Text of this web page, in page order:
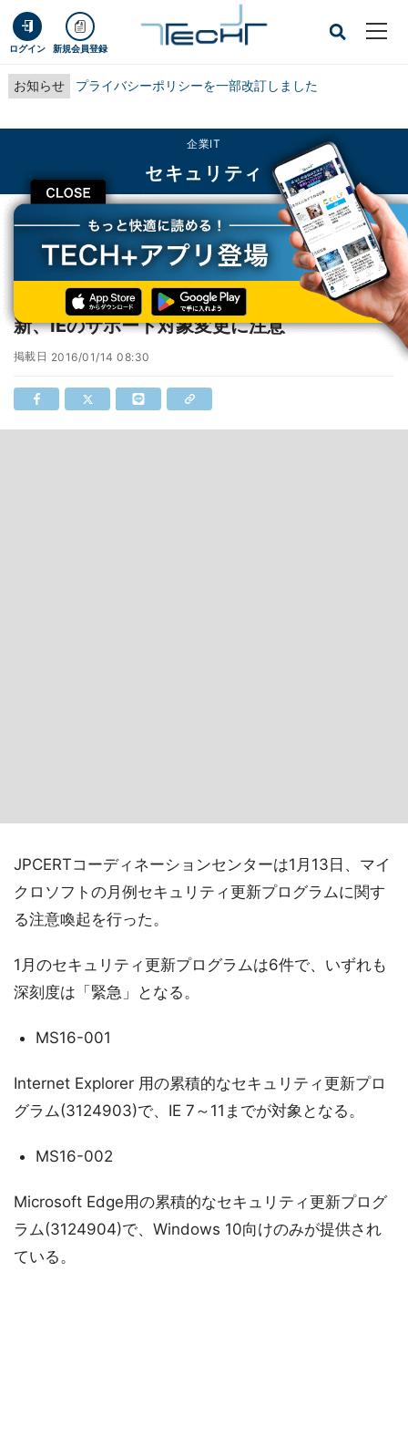
ログイン 新規会員登録
お知らせ プライバシーポリシーを一部改訂しました
CLOSE
企業IT
セキュリティ
TECH+ 企業IT
セキュリティ
マイクロソフトが1月の月例セキュリティ更新、IEのサポート対象変更に注意
マイクロソフトが1月の月例セキュリティ更
新、IEのサポート対象変更に注意
掲載日 2016/01/14 08:30
JPCERTコーディネーションセンターは1月13日、マイ
クロソフトの月例セキュリティ更新プログラムに関す
る注意喚起を行った。
1月のセキュリティ更新プログラムは6件で、いずれも
深刻度は「緊急」となる。
MS16-001
Internet Explorer 用の累積的なセキュリティ更新プロ
グラム(3124903)で、IE 7～11までが対象となる。
MS16-002
Microsoft Edge用の累積的なセキュリティ更新プログ
ラム(3124904)で、Windows 10向けのみが提供され
ている。